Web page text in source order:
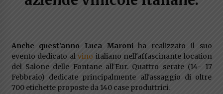
Anche quest'anno Luca Maroniha realizzato il suo
evento dedicato al vino italiano nell'affascinante location
del Salone delle Fontane all'Eur. Quattro serate (14- 17
Febbraio) dedicate principalmente all'assaggio di oltre
700 etichette proposte da 140 case produttrici.